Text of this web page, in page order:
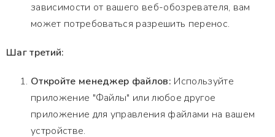
зависимости от вашего веб-обозревателя, вам
может потребоваться разрешить перенос.
Шаг третий:
Откройте менеджер файлов: Используйте
приложение "Файлы" или любое другое
приложение для управления файлами на вашем
устройстве.